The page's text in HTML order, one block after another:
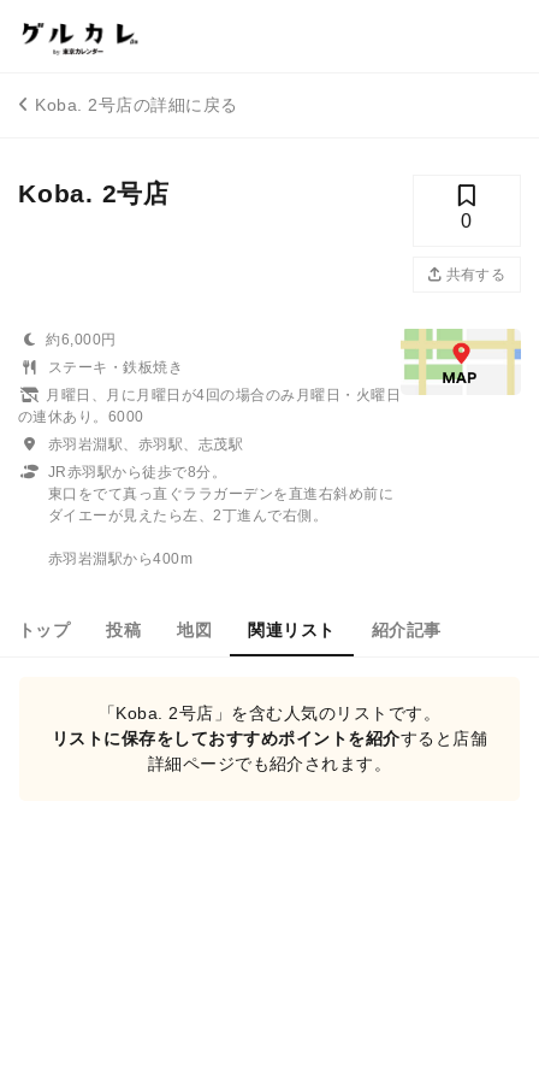
Koba. 2号店の詳細に戻る
Koba. 2号店
0
共有する
約6,000円
ステーキ・鉄板焼き
月曜日、月に月曜日が4回の場合のみ月曜日・火曜日
の連休あり。6000
赤羽岩淵駅、赤羽駅、志茂駅
JR赤羽駅から徒歩で8分。
東口をでて真っ直ぐララガーデンを直進右斜め前に
ダイエーが見えたら左、2丁進んで右側。
赤羽岩淵駅から400m
トップ 投稿 地図 関連リスト 紹介記事
「Koba. 2号店」を含む人気のリストです。
リストに保存をしておすすめポイントを紹介すると店舗
詳細ページでも紹介されます。